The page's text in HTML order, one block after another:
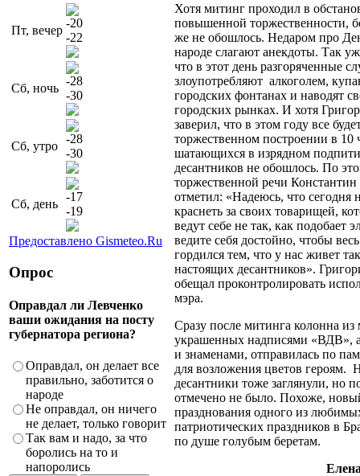
Пт, вечер
-20
-22
Сб, ночь
-28
-30
Сб, утро
-28
-30
Сб, день
-17
-19
Предоставлено Gismeteo.Ru
Опрос
Оправдал ли Левченко
ваши ожидания на посту
губернатора региона?
Оправдал, он делает все
правильно, заботится о
народе
Не оправдал, он ничего
не делает, только говорит
Так вам и надо, за что
боролись на то и
напоролись
Хотя митинг проходил в
повышенной торжественности,
же не обошлось. Недаром про
народе слагают анекдоты. Так
что в этот день разгоряченные
злоупотребляют алкоголем,
городских фонтанах и наводят
городских рынках. И хотя
заверил, что в этом году все
торжественном построении в 10
шатающихся в изрядном
десантников не обошлось. По
торжественной речи
отметил: «Надеюсь, что сегодня
краснеть за своих товарищей,
ведут себе не так, как подобает
ведите себя достойно, чтобы
гордился тем, что у нас живет
настоящих десантников».
обещал проконтролировать
мэра.
Сразу после митинга колонна
украшенных надписями «ВДВ»,
и знаменами, отправилась по
для возложения цветов героям.
десантники тоже заглянули, но
отмечено не было. Похоже,
празднования одного из
патриотических праздников в
по душе голубым беретам.